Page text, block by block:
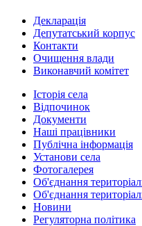
Декларація
Депутатський корпус
Контакти
Очищення влади
Виконавчий комітет
Історія села
Відпочинок
Документи
Наші працівники
Публічна інформація
Установи села
Фотогалерея
Об'єднання
Об'єднання
Новини
Регуляторна політика